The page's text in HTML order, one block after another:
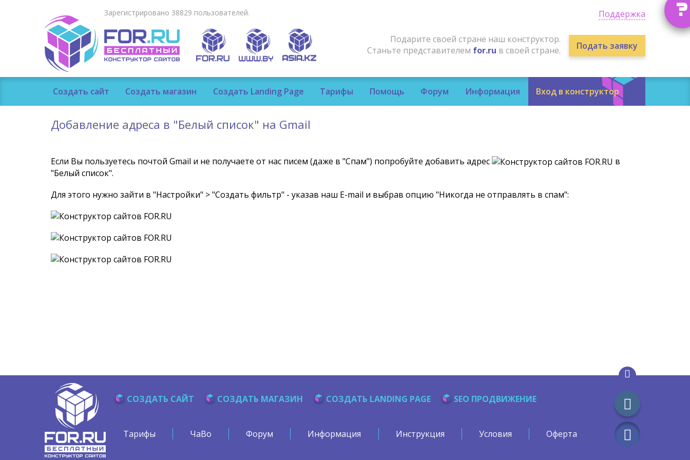
?
Поддержка
Зарегистрировано 38829 пользователей.
Подарите своей стране наш конструктор.
Станьте представителем for.ru в своей стране. Подать заявку
Создать сайт Создать магазин Создать Landing Page Тарифы Помощь Форум Информация Вход в конструктор
Добавление адреса в "Белый список" на Gmail
Если Вы пользуетесь почтой Gmail и не получаете от нас писем (даже в "Спам") попробуйте добавить адрес
в
"Белый список".
Для этого нужно зайти в "Настройки" > "Создать фильтр" - указав наш E-mail и выбрав опцию "Никогда не отправлять в спам":
СОЗДАТЬ САЙТ СОЗДАТЬ МАГАЗИН СОЗДАТЬ LANDING PAGE SEO ПРОДВИЖЕНИЕ
Тарифы ЧаВо Форум Информация Инструкция Условия Оферта